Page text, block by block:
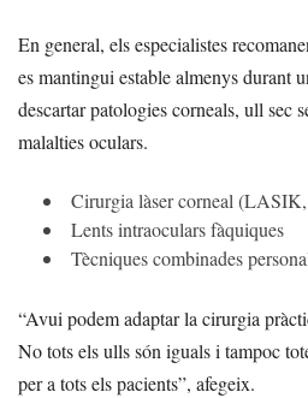
En general, els especialistes
es mantingui estable almenys durant
descartar patologies corneals, ull sec
malalties oculars.
Cirurgia làser corneal
Lents intraoculars fàquiques
Tècniques combinades
“Avui podem adaptar la cirurgia
No tots els ulls són iguals i tampoc
per a tots els pacients”, afegeix.